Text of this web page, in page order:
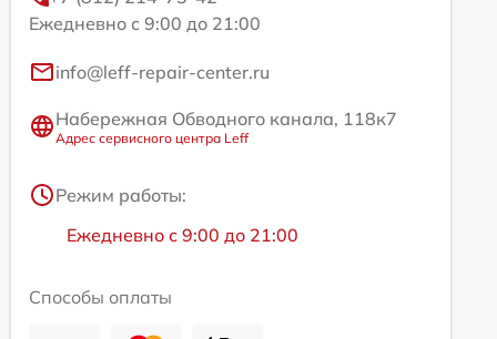
Ежедневно с 9:00 до 21:00
info@leff-repair-center.ru
Набережная Обводного канала, 118к7
Адрес сервисного центра Leff
Режим работы:
Ежедневно с 9:00 до 21:00
Способы оплаты